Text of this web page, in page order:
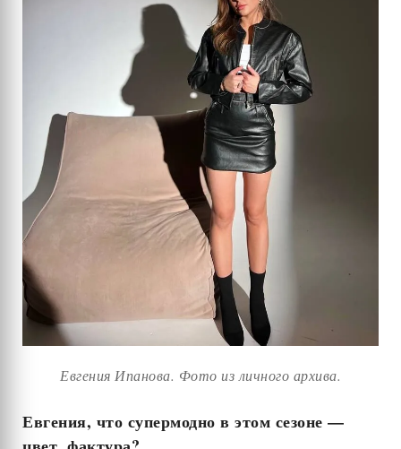
Евгения Ипанова. Фото из личного архива.
Евгения, что супермодно в этом сезоне —